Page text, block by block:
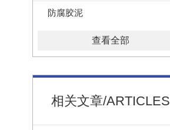
防腐胶泥
查看全部
相关文章/ARTICLES